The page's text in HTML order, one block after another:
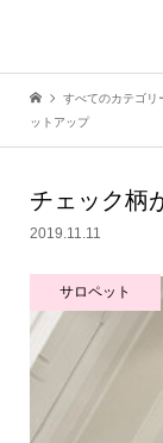
すべてのカテゴリ
ットアップ
チェック柄
2019.11.11
サロペット